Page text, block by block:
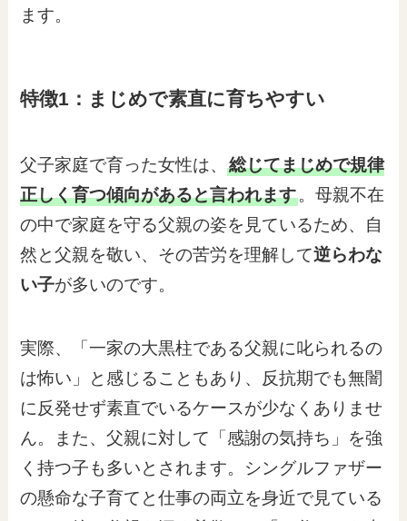
ます。
特徴1：まじめで素直に育ちやすい
父子家庭で育った女性は、総じてまじめで規律
正しく育つ傾向があると言われます。母親不在
の中で家庭を守る父親の姿を見ているため、自
然と父親を敬い、その苦労を理解して逆らわな
い子が多いのです。
実際、「一家の大黒柱である父親に叱られるの
は怖い」と感じることもあり、反抗期でも無闇
に反発せず素直でいるケースが少なくありませ
ん。また、父親に対して「感謝の気持ち」を強
く持つ子も多いとされます。シングルファザー
の懸命な子育てと仕事の両立を身近で見ている